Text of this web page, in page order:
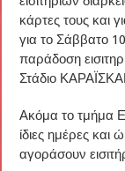
κάρτες τους και
για το Σάββατο
παράδοση
Στάδιο
Ακόμα το τμήμα
ίδιες ημέρες και
αγοράσουν